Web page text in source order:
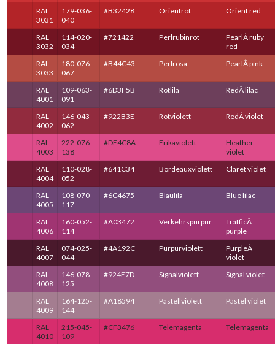
RAL
3031
179-036-
040
#B32428 Orientrot Orient red
RAL
3032
114-020-
034
#721422 Perlrubinrot
PearlÂ ruby
red
RAL
3033
180-076-
067
#B44C43 Perlrosa PearlÂ pink
RAL
4001
109-063-
091
#6D3F5B Rotlila RedÂ lilac
RAL
4002
146-043-
062
#922B3E Rotviolett RedÂ violet
RAL
4003
222-076-
138
#DE4C8A Erikaviolett
Heather
violet
RAL
4004
110-028-
052
#641C34 Bordeauxviolett Claret violet
RAL
4005
108-070-
117
#6C4675 Blaulila Blue lilac
RAL
4006
160-052-
114
#A03472 Verkehrspurpur
TrafficÂ
purple
RAL
4007
074-025-
044
#4A192C Purpurviolett
PurpleÂ
violet
RAL
4008
146-078-
125
#924E7D Signalviolett Signal violet
RAL
4009
164-125-
144
#A18594 Pastellviolett Pastel violet
RAL
4010
215-045-
109
#CF3476 Telemagenta Telemagenta